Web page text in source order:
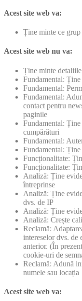
Acest site web va:
Ține minte ce
Acest site web nu va:
Ține minte
Fundamental:
Fundamental:
Fundamental:
contact pentru
paginile
Fundamental:
cumpărături
Fundamental:
Fundamental:
Funcționalitate:
Funcționalitate:
Analiză: Ține
întreprinse
Analiză: Ține
dvs. de IP
Analiză: Ține
Analiză: Crește
Reclamă:
intereselor dvs.
anterior. (În
cookie-uri de
Reclamă: Adună
numele sau locația
Acest site web va: